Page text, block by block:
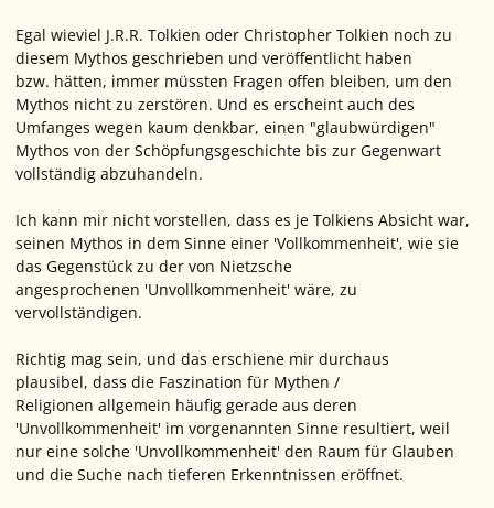
Egal wieviel J.R.R. Tolkien oder Christopher Tolkien noch zu
diesem Mythos geschrieben und veröffentlicht haben
bzw. hätten, immer müssten Fragen offen bleiben, um den
Mythos nicht zu zerstören. Und es erscheint auch des
Umfanges wegen kaum denkbar, einen "glaubwürdigen"
Mythos von der Schöpfungsgeschichte bis zur Gegenwart
vollständig abzuhandeln.
Ich kann mir nicht vorstellen, dass es je Tolkiens Absicht war,
seinen Mythos in dem Sinne einer 'Vollkommenheit', wie sie
das Gegenstück zu der von Nietzsche
angesprochenen 'Unvollkommenheit' wäre, zu
vervollständigen.
Richtig mag sein, und das erschiene mir durchaus
plausibel, dass die Faszination für Mythen /
Religionen allgemein häufig gerade aus deren
'Unvollkommenheit' im vorgenannten Sinne resultiert, weil
nur eine solche 'Unvollkommenheit' den Raum für Glauben
und die Suche nach tieferen Erkenntnissen eröffnet.